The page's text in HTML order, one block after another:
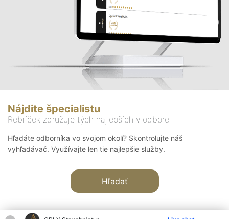
Nájdite špecialistu
Rebríček združuje tých najlepších v odbore
Hľadáte odborníka vo svojom okolí? Skontrolujte náš
vyhľadávač. Využívajte len tie najlepšie služby.
Hľadať